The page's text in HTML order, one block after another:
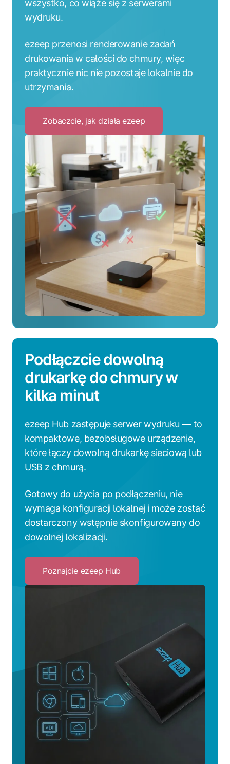
wszystko, co wiąże się z serwerami
wydruku.
ezeep przenosi renderowanie zadań
drukowania w całości do chmury, więc
praktycznie nic nie pozostaje lokalnie do
utrzymania.
Zobaczcie, jak działa ezeep
to
Zobaczcie,
jak
działa
ezeep
Podłączcie dowolną
drukarkę do chmury w
kilka minut
ezeep Hub zastępuje serwer wydruku — to
kompaktowe, bezobsługowe urządzenie,
które łączy dowolną drukarkę sieciową lub
USB z chmurą.
Gotowy do użycia po podłączeniu, nie
wymaga konfiguracji lokalnej i może zostać
dostarczony wstępnie skonfigurowany do
dowolnej lokalizacji.
Poznajcie ezeep Hub
to